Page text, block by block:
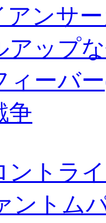
アンサ
ップ
ィーバ
争
ントラ
ントム